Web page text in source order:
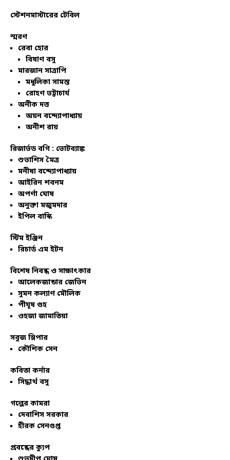
স্টেশনমাস্টারের টেবিল
স্মরণ
রেবা হোর
বিষাণ বসু
মারজান সাত্রাপি
মধুলিকা সামন্ত
রোহণ ভট্টাচার্য
অনীক দত্ত
অয়ন বন্দ্যোপাধ্যায়
অনীশ রায়
রিজার্ভড বগি : ভোটব্যাঙ্ক
শুভাশিস মৈত্র
মনীষা বন্দ্যোপাধ্যায়
আইরিন শবনম
অপর্ণা ঘোষ
অনুক্তা মজুমদার
ইপিল বাস্কি
স্টিম ইঞ্জিন
রিচার্ড এম ইটন
বিশেষ নিবন্ধ ও সাক্ষাৎকার
আলেকজান্ডার জেভিন
সুমন কল্যাণ মৌলিক
পীযূষ গুহ
ওহজা জামাতিয়া
সবুজ স্লিপার
কৌশিক সেন
কবিতা কর্নার
সিদ্ধার্থ বসু
গল্পের কামরা
দেবাশিস সরকার
হীরক সেনগুপ্ত
প্রবন্ধের ক্যুপ